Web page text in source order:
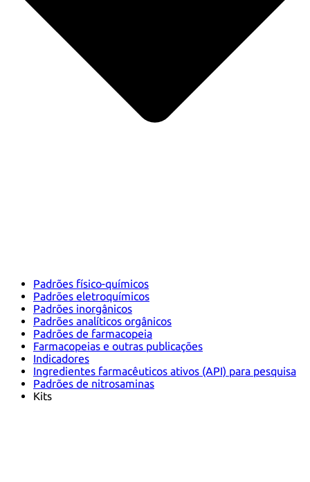
Padrões físico-químicos
Padrões eletroquímicos
Padrões inorgânicos
Padrões analíticos orgânicos
Padrões de farmacopeia
Farmacopeias e outras publicações
Indicadores
Ingredientes farmacêuticos ativos (API) para pesquisa
Padrões de nitrosaminas
Kits